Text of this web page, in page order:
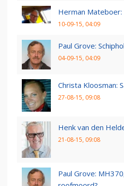
Herman
10-09-15, 04:09
Paul Grove:
04-09-15, 04:09
Christa Kloosman:
27-08-15, 09:08
Henk van den
21-08-15, 09:08
Paul Grove: